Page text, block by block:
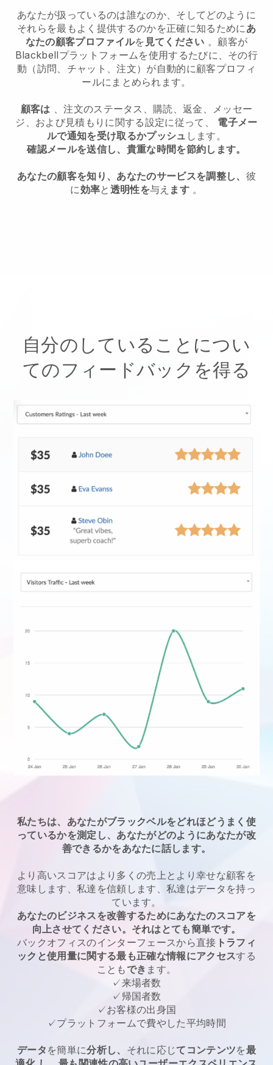
あなたが扱っているのは誰なのか、そしてどのように
それらを最もよく提供するのかを正確に知るために あ
なたの顧客プロファイルを 見てください 。顧客が
Blackbellプラットフォームを使用するたびに、その行
動（訪問、チャット、注文）が自動的に顧客プロフィ
ールにまとめられます。
顧客は 、注文のステータス、購読、返金、メッセー
ジ、および見積もりに関する設定に従って、 電子メー
ルで通知を受け取るかプッシュ します。
確認メールを送信し、貴重な時間を節約します。
あなたの顧客を知り、あなたのサービスを調整し、 彼
に効率と 透明性を与え ます 。
自分のしていることについ
てのフィードバックを得る
私たちは、あなたがブラックベルをどれほどうまく使
っているかを測定し、あなたがどのようにあなたが改
善できるかをあなたに話します。
より高いスコアはより多くの売上とより幸せな顧客を
意味します、私達を信頼します、私達はデータを持っ
ています。
あなたのビジネスを改善するためにあなたのスコアを
向上させてください。それはとても簡単です。
バックオフィスのインターフェースから直接 トラフィ
ックと使用量に関する最も正確な情報にアクセスする
こともでき ます。
✓来場者数
✓帰国者数
✓お客様の出身国
✓プラットフォームで費やした平均時間
データ を簡単に分析し、 それに応じてコンテンツを最